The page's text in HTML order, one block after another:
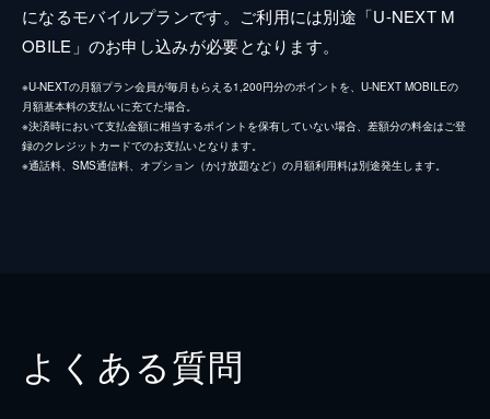
になるモバイルプランです。ご利用には別途「U-NEXT M
OBILE」のお申し込みが必要となります。
※U-NEXTの月額プラン会員が毎月もらえる1,200円分のポイントを、U-NEXT MOBILEの
月額基本料の支払いに充てた場合。
※決済時において支払金額に相当するポイントを保有していない場合、差額分の料金はご登
録のクレジットカードでのお支払いとなります。
※通話料、SMS通信料、オプション（かけ放題など）の月額利用料は別途発生します。
よくある質問